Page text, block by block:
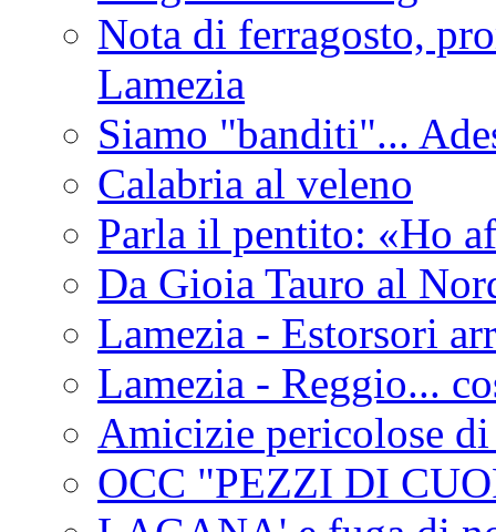
Nota di ferragosto,
Lamezia
Siamo "banditi"...
Calabria al veleno
Parla il pentito: «Ho
Da Gioia Tauro al
Lamezia - Estorsori
Lamezia - Reggio...
Amicizie pericolose
OCC "PEZZI DI